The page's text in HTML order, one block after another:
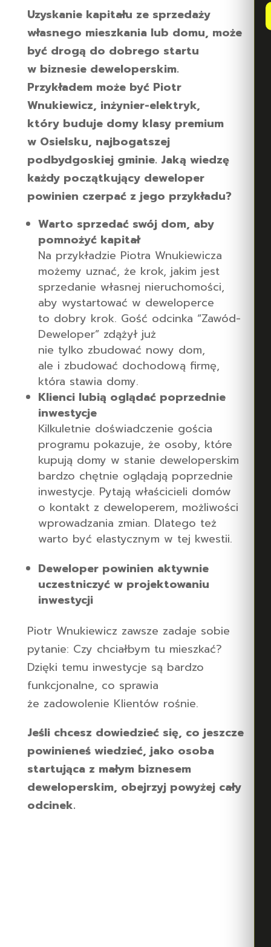
Uzyskanie kapitału ze sprzedaży
własnego mieszkania lub domu, może
być drogą do dobrego startu
w biznesie deweloperskim.
Przykładem może być Piotr
Wnukiewicz, inżynier-elektryk,
który buduje domy klasy premium
w Osielsku, najbogatszej
podbydgoskiej gminie. Jaką wiedzę
każdy początkujący deweloper
powinien czerpać z jego przykładu?
Warto sprzedać swój dom, aby
pomnożyć kapitał
Na przykładzie Piotra Wnukiewicza
możemy uznać, że krok, jakim jest
sprzedanie własnej nieruchomości,
aby wystartować w deweloperce
to dobry krok. Gość odcinka “Zawód-
Deweloper” zdążył już
nie tylko zbudować nowy dom,
ale i zbudować dochodową firmę,
która stawia domy.
Klienci lubią oglądać poprzednie
inwestycje
Kilkuletnie doświadczenie gościa
programu pokazuje, że osoby, które
kupują domy w stanie deweloperskim
bardzo chętnie oglądają poprzednie
inwestycje. Pytają właścicieli domów
o kontakt z deweloperem, możliwości
wprowadzania zmian. Dlatego też
warto być elastycznym w tej kwestii.
Deweloper powinien aktywnie
uczestniczyć w projektowaniu
inwestycji
Piotr Wnukiewicz zawsze zadaje sobie
pytanie: Czy chciałbym tu mieszkać?
Dzięki temu inwestycje są bardzo
funkcjonalne, co sprawia
że zadowolenie Klientów rośnie.
Jeśli chcesz dowiedzieć się, co jeszcze
powinieneś wiedzieć, jako osoba
startująca z małym biznesem
deweloperskim, obejrzyj powyżej cały
odcinek.